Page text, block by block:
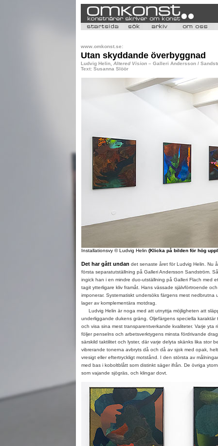
www.omkonst.se:
Utan skyddande överbyggnad
Ludvig Helin, Altered Vision – Galleri Andersson /
Text: Susanna Slöör
Installationsvy © Ludvig Helin (Klicka på bilden för hög
Det har gått undan det senaste året för Ludvig Helin. Nu
första separatutställning på Galleri Andersson Sandström.
ingick han i en mindre duo-utställning på Galleri Flach med
tagit ytterligare kliv framåt. Hans vässade självförtroende
imponerar. Systematiskt undersöks färgens mest nedbrutna
lager av komplementära motdrag.
Ludvig Helin är noga med att utnyttja möjligheten att
underliggande dukens gräng. Oljefärgens speciella karaktär
och visa sina mest transparentverkande kvaliteter. Varje yta
följer penselns och arbetsverktygens minsta fördrivande
särskild taktilitet och lyster, där varje delyta skänks lika stor
vibrerande tonerna avbryts då och då av sjok med opak,
vresigt eller eftertryckligt motstånd. I den största av
med bas i koboltblått som distinkt säger ifrån. De övriga
som vajande sjögräs, och klingar dovt.